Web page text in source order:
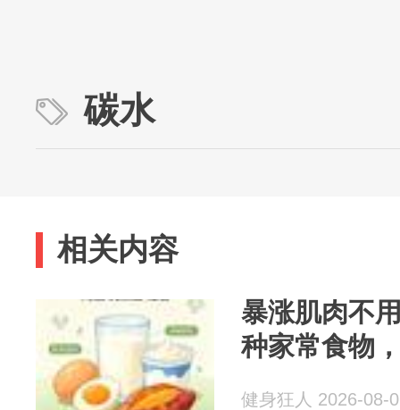
碳水
相关内容
暴涨肌肉不
种家常食物
健身狂人 2026-08-